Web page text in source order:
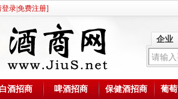
登录免费注册]
企业
白酒招商 啤酒招商 保健酒招商 葡